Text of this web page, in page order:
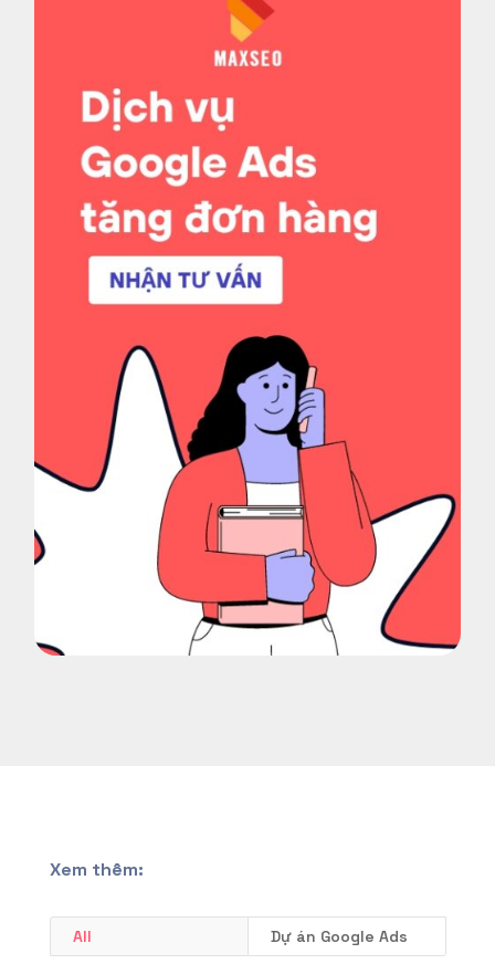
Xem thêm:
All Dự án Google Ads